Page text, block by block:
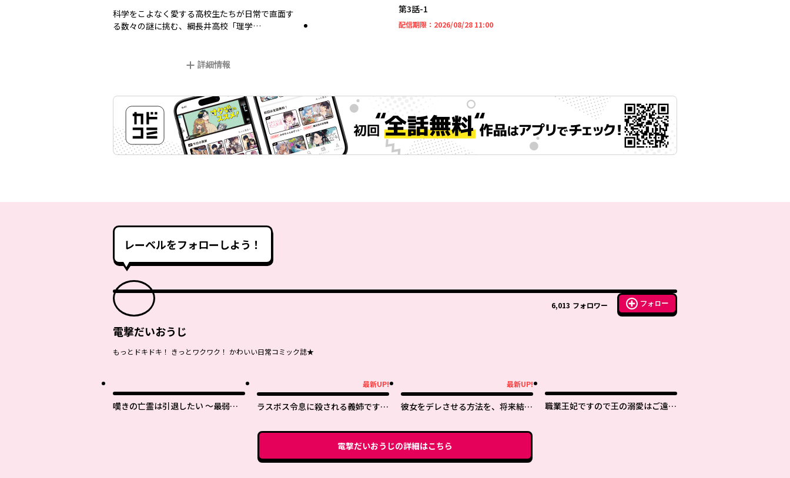
科学をこよなく愛する高校生たちが日常で直面す
る数々の謎に挑む、綱長井高校「理学…
詳細情報
第3話-1
配信期限： 2026/08/28 11:002026年08月28日 11時00分
レーベルをフォローしよう！
6,013 フォロワー フォロー
電撃だいおうじ
もっとドキドキ！ きっとワクワク！ かわいい日常コミック誌★
嘆きの亡霊は引退したい ～最弱ハ
最新UP!
ラスボス令息に殺される義姉です
た。
最新UP!
彼女をデレさせる方法を、将来結婚
職業王妃ですので王の溺愛はご遠慮
電撃だいおうじの詳細はこちら